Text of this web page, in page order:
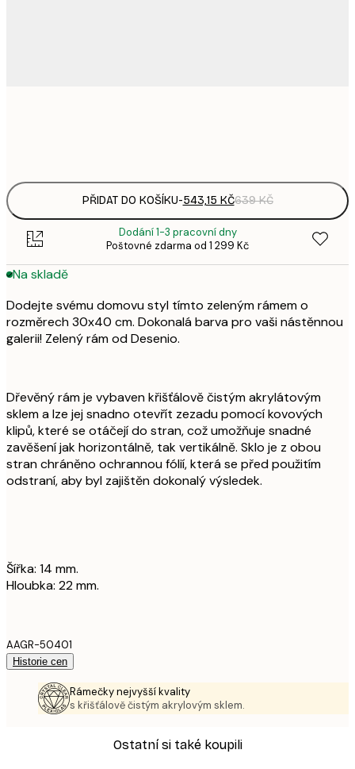
PŘIDAT DO KOŠÍKU-543,15 KČ639 KČ
Dodání 1-3 pracovní dny
Poštovné zdarma od 1 299 Kč
Na skladě
Dodejte svému domovu styl tímto zeleným rámem o
rozměrech 30x40 cm. Dokonalá barva pro vaši nástěnnou
galerii! Zelený rám od Desenio.
Dřevěný rám je vybaven křišťálově čistým akrylátovým
sklem a lze jej snadno otevřít zezadu pomocí kovových
klipů, které se otáčejí do stran, což umožňuje snadné
zavěšení jak horizontálně, tak vertikálně. Sklo je z obou
stran chráněno ochrannou fólií, která se před použitím
odstraní, aby byl zajištěn dokonalý výsledek.
Šířka: 14 mm.
Hloubka: 22 mm.
AAGR-50401
Historie cen
Rámečky nejvyšší kvality
s křišťálově čistým akrylovým sklem.
Ostatní si také koupili